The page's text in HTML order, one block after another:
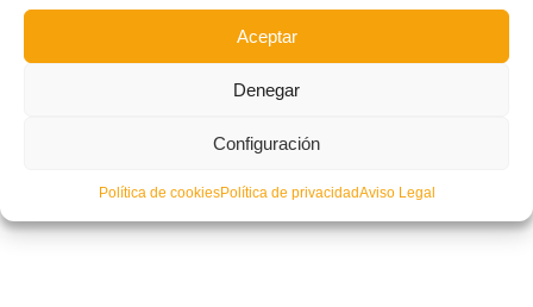
Aceptar
Denegar
Configuración
Política de cookiesPolítica de privacidadAviso Legal